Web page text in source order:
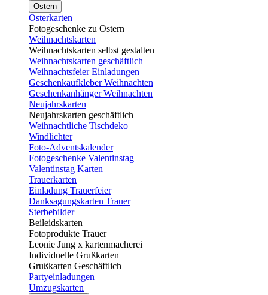
Ostern
Osterkarten
Fotogeschenke zu Ostern
Weihnachtskarten
Weihnachtskarten selbst gestalten
Weihnachtskarten geschäftlich
Weihnachtsfeier Einladungen
Geschenkaufkleber Weihnachten
Geschenkanhänger Weihnachten
Neujahrskarten
Neujahrskarten geschäftlich
Weihnachtliche Tischdeko
Windlichter
Foto-Adventskalender
Fotogeschenke Valentinstag
Valentinstag Karten
Trauerkarten
Einladung Trauerfeier
Danksagungskarten Trauer
Sterbebilder
Beileidskarten
Fotoprodukte Trauer
Leonie Jung x kartenmacherei
Individuelle Grußkarten
Grußkarten Geschäftlich
Partyeinladungen
Umzugskarten